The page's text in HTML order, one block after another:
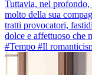
Tuttavia, nel profondo,
molto della sua
tratti provocatori,
dolce e affettuoso che
#Tempo #Il